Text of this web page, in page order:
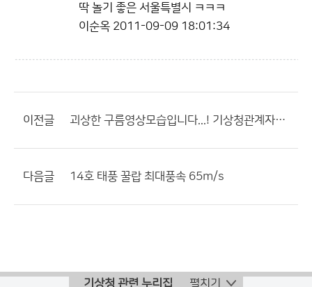
딱 놀기 좋은 서울특별시 ㅋㅋㅋ
이순옥 2011-09-09 18:01:34
이전글 괴상한 구름영상모습입니다...! 기상청관계자님 무엇인가요..?
다음글 14호 태풍 꿀랍 최대풍속 65m/s
기상청 관련 누리집 펼치기